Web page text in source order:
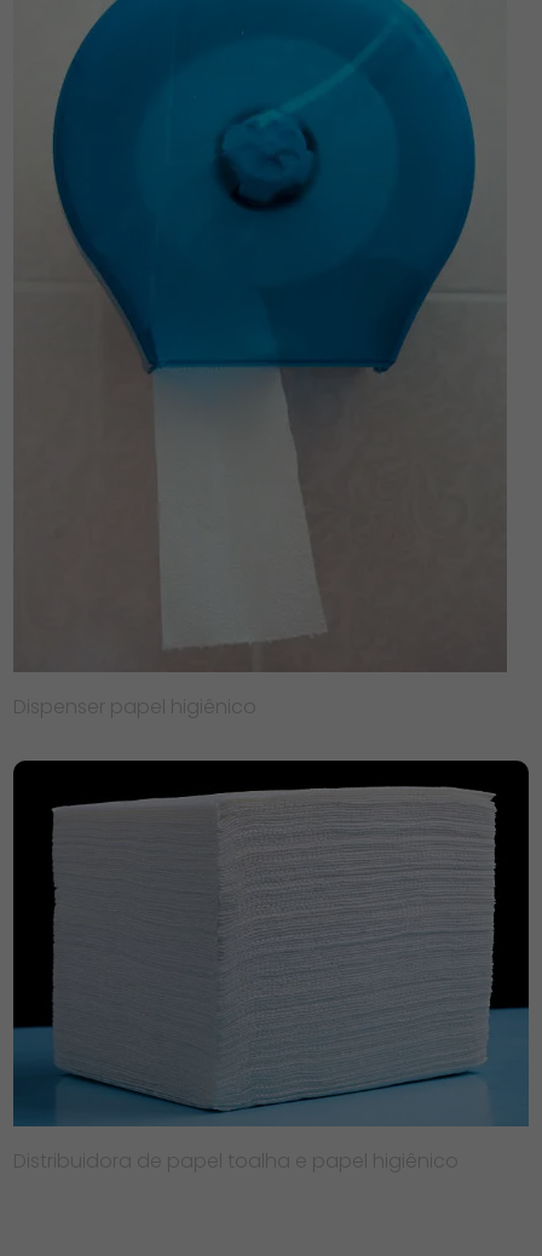
Dispenser papel higiênico
Distribuidora de papel toalha e papel higiênico